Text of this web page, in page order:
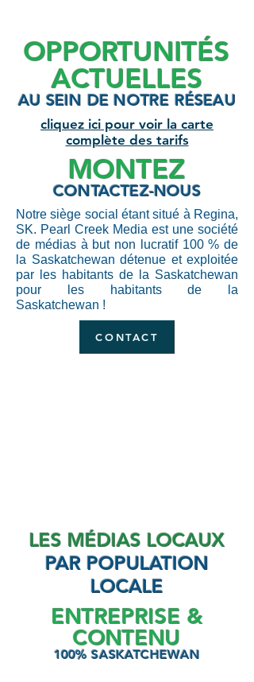
OPPORTUNITÉS
ACTUELLES
AU SEIN DE NOTRE RÉSEAU
cliquez ici pour voir la carte
complète des tarifs
MONTEZ
CONTACTEZ-NOUS
Notre siège social étant situé à Regina,
SK. Pearl Creek Media est une société
de médias à but non lucratif 100 % de
la Saskatchewan détenue et exploitée
par les habitants de la Saskatchewan
pour les habitants de la
Saskatchewan !
CONTACT
LES MÉDIAS LOCAUX
PAR POPULATION
LOCALE
ENTREPRISE &
CONTENU
100% SASKATCHEWAN